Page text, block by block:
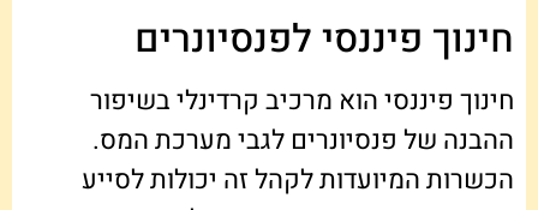
חינוך פיננסי לפנסיונרים
חינוך פיננסי הוא מרכיב קרדינלי בשיפור
ההבנה של פנסיונרים לגבי מערכת המס.
הכשרות המיועדות לקהל זה יכולות לסייע